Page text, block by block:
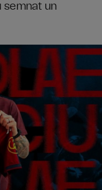
semnat un